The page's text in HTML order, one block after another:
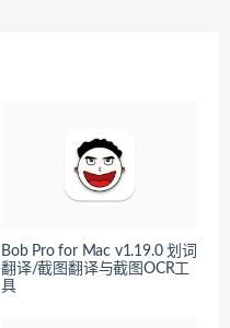
Bob Pro for Mac v1.19.0 划词
翻译/截图翻译与截图OCR工
具